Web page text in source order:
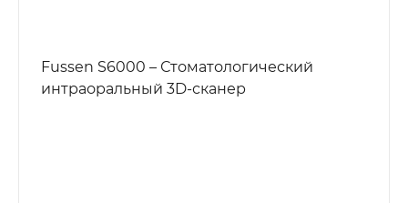
Fussen S6000 – Стоматологический
интраоральный 3D-сканер